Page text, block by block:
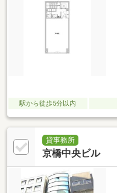
駅から徒歩5分以内
貸事務所
京橋中央ビル